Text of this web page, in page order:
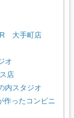
大手町店
オ
店
内スタジオ
作ったコンビニ